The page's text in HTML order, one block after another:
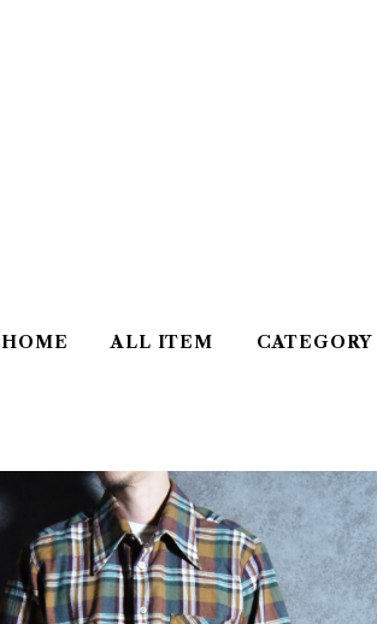
HOME ALL ITEM CATEGORY